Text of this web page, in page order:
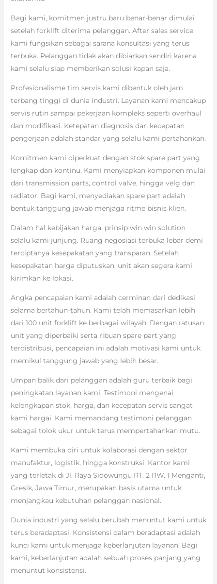
Bagi kami, komitmen justru baru benar-benar dimulai
setelah forklift diterima pelanggan. After sales service
kami fungsikan sebagai sarana konsultasi yang terus
terbuka. Pelanggan tidak akan dibiarkan sendiri karena
kami selalu siap memberikan solusi kapan saja.
Profesionalisme tim servis kami dibentuk oleh jam
terbang tinggi di dunia industri. Layanan kami mencakup
servis rutin sampai pekerjaan kompleks seperti overhaul
dan modifikasi. Ketepatan diagnosis dan kecepatan
pengerjaan adalah standar yang selalu kami pertahankan.
Komitmen kami diperkuat dengan stok spare part yang
lengkap dan kontinu. Kami menyiapkan komponen mulai
dari transmission parts, control valve, hingga velg dan
radiator. Bagi kami, menyediakan spare part adalah
bentuk tanggung jawab menjaga ritme bisnis klien.
Dalam hal kebijakan harga, prinsip win win solution
selalu kami junjung. Ruang negosiasi terbuka lebar demi
terciptanya kesepakatan yang transparan. Setelah
kesepakatan harga diputuskan, unit akan segera kami
kirimkan ke lokasi.
Angka pencapaian kami adalah cerminan dari dedikasi
selama bertahun-tahun. Kami telah memasarkan lebih
dari 100 unit forklift ke berbagai wilayah. Dengan ratusan
unit yang diperbaiki serta ribuan spare part yang
terdistribusi, pencapaian ini adalah motivasi kami untuk
memikul tanggung jawab yang lebih besar.
Umpan balik dari pelanggan adalah guru terbaik bagi
peningkatan layanan kami. Testimoni mengenai
kelengkapan stok, harga, dan kecepatan servis sangat
kami hargai. Kami memandang testimoni pelanggan
sebagai tolok ukur untuk terus mempertahankan mutu.
Kami membuka diri untuk kolaborasi dengan sektor
manufaktur, logistik, hingga konstruksi. Kantor kami
yang terletak di Jl. Raya Sidowungu RT. 2 RW. 1 Menganti,
Gresik, Jawa Timur, merupakan basis utama untuk
menjangkau kebutuhan pelanggan nasional.
Dunia industri yang selalu berubah menuntut kami untuk
terus beradaptasi. Konsistensi dalam beradaptasi adalah
kunci kami untuk menjaga keberlanjutan layanan. Bagi
kami, keberlanjutan adalah sebuah proses panjang yang
menuntut konsistensi.